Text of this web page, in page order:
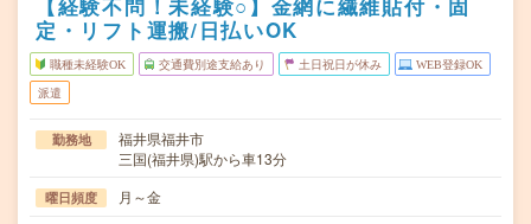
【経験不問！未経験○】金網に繊維貼付・固
定・リフト運搬/日払いOK
職種未経験OK 交通費別途支給あり 土日祝日が休み WEB登録OK
派遣
勤務地
福井県福井市
三国(福井県)駅から車13分
曜日頻度 月～金